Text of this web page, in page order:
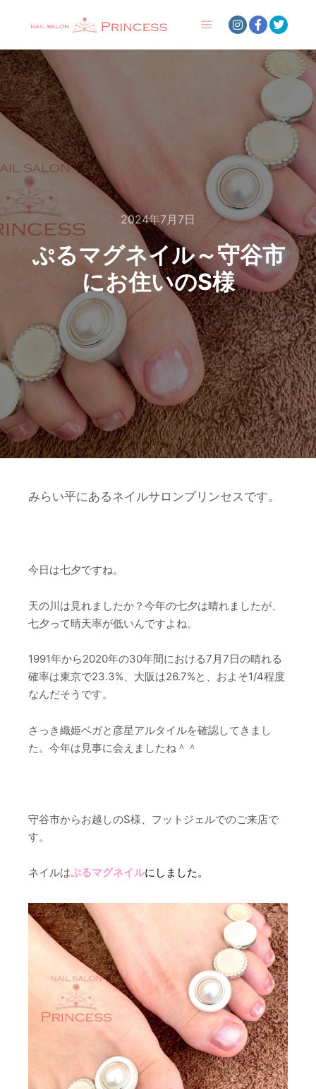
2024年7月7日
ぷるマグネイル～守谷市
にお住いのS様
みらい平にあるネイルサロンプリンセスです。
今日は七夕ですね。
天の川は見れましたか？今年の七夕は晴れましたが、
七夕って晴天率が低いんですよね。
1991年から2020年の30年間における7月7日の晴れる
確率は東京で23.3%、大阪は26.7%と、およそ1/4程度
なんだそうです。
さっき織姫ベガと彦星アルタイルを確認してきまし
た。今年は見事に会えましたね＾＾
守谷市からお越しのS様、フットジェルでのご来店で
す。
ネイルはぷるマグネイルにしました。